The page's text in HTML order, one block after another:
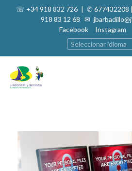
☏ +34 918 832 726 | ✆ 677432208
918 83 12 68 ✉
Facebook
Instagram
Seleccionar idioma